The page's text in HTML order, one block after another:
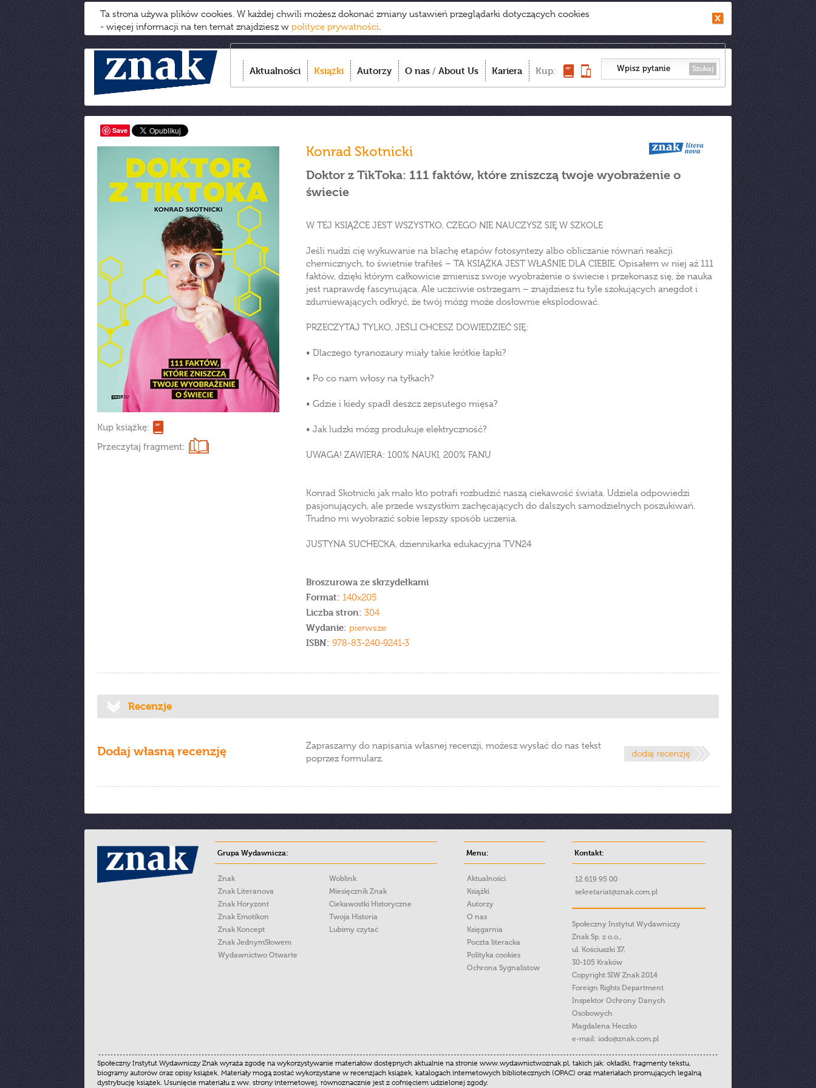
Ta strona używa plików cookies. W każdej chwili możesz dokonać zmiany ustawień przeglądarki dotyczących cookies
- więcej informacji na ten temat znajdziesz w polityce prywatności.
Aktualności Książki Autorzy O nas / About Us Kariera Kup: Szukaj
Save
Kup książkę:
Przeczytaj fragment:
Konrad Skotnicki
Doktor z TikToka: 111 faktów, które zniszczą twoje wyobrażenie o
świecie
W TEJ KSIĄŻCE JEST WSZYSTKO, CZEGO NIE NAUCZYSZ SIĘ W SZKOLE
Jeśli nudzi cię wykuwanie na blachę etapów fotosyntezy albo obliczanie równań reakcji
chemicznych, to świetnie trafiłeś – TA KSIĄŻKA JEST WŁAŚNIE DLA CIEBIE. Opisałem w niej aż 111
faktów, dzięki którym całkowicie zmienisz swoje wyobrażenie o świecie i przekonasz się, że nauka
jest naprawdę fascynująca. Ale uczciwie ostrzegam – znajdziesz tu tyle szokujących anegdot i
zdumiewających odkryć, że twój mózg może dosłownie eksplodować.
PRZECZYTAJ TYLKO, JEŚLI CHCESZ DOWIEDZIEĆ SIĘ:
• Dlaczego tyranozaury miały takie krótkie łapki?
• Po co nam włosy na tyłkach?
• Gdzie i kiedy spadł deszcz zepsutego mięsa?
• Jak ludzki mózg produkuje elektryczność?
UWAGA! ZAWIERA: 100% NAUKI, 200% FANU
Konrad Skotnicki jak mało kto potrafi rozbudzić naszą ciekawość świata. Udziela odpowiedzi
pasjonujących, ale przede wszystkim zachęcających do dalszych samodzielnych poszukiwań.
Trudno mi wyobrazić sobie lepszy sposób uczenia.
JUSTYNA SUCHECKA, dziennikarka edukacyjna TVN24
Broszurowa ze skrzydełkami
Format: 140x205
Liczba stron: 304
Wydanie: pierwsze
ISBN: 978-83-240-9241-3
Recenzje
Dodaj własną recenzję
Zapraszamy do napisania własnej recenzji, możesz wysłać do nas tekst
poprzez formularz.
Grupa Wydawnicza:
Znak
Znak Literanova
Znak Horyzont
Znak Emotikon
Znak Koncept
Znak JednymSłowem
Wydawnictwo Otwarte
Woblink
Miesięcznik Znak
Ciekawostki Historyczne
Twoja Historia
Lubimy czytać
Menu:
Aktualności
Książki
Autorzy
O nas
Księgarnia
Poczta literacka
Polityka cookies
Ochrona Sygnalistow
Kontakt:
12 619 95 00
sekretariat@znak.com.pl
Społeczny Instytut Wydawniczy
Znak Sp. z o.o.,
ul. Kościuszki 37,
30-105 Kraków
Copyright SIW Znak 2014
Foreign Rights Department
Inspektor Ochrony Danych
Osobowych
Magdalena Heczko
e-mail: iodo@znak.com.pl
Społeczny Instytut Wydawniczy Znak wyraża zgodę na wykorzystywanie materiałów dostępnych aktualnie na stronie www.wydawnictwoznak.pl, takich jak: okładki, fragmenty tekstu,
biogramy autorów oraz opisy książek. Materiały mogą zostać wykorzystane w recenzjach książek, katalogach internetowych bibliotecznych (OPAC) oraz materiałach promujących legalną
dystrybucję książek. Usunięcie materiału z ww. strony internetowej, równoznacznie jest z cofnięciem udzielonej zgody.